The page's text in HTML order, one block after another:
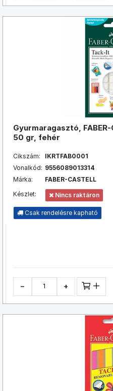
Gyurmaragasztó,
50 gr, fehér
Cikszám:
IKRTFAB0001
Vonalkód: 9556089013314
Márka:
FABER-CASTELL
Készlet:
Nincs raktáron
Csak rendelésre kapható
− +